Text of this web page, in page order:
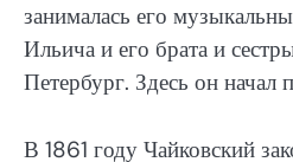
занималась его
Ильича и его брата и
Петербург. Здесь он начал
В 1861 году Чайковский